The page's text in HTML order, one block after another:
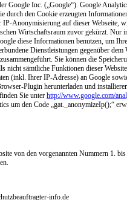
Google Inc. („Google“). Google
durch den Cookie erzeugten
Anonymisierung auf dieser
Wirtschaftsraum zuvor gekürzt.
diese Informationen benutzen, um
Dienstleistungen gegenüber
Sie können die
nicht sämtliche Funktionen dieser
(inkl. Ihrer IP-Adresse) an Google
Plugin herunterladen und
Sie unter http://www.google.com/
um den Code „gat._anonymizeIp();“
von den vorgenannten Nummern 1.
info.de